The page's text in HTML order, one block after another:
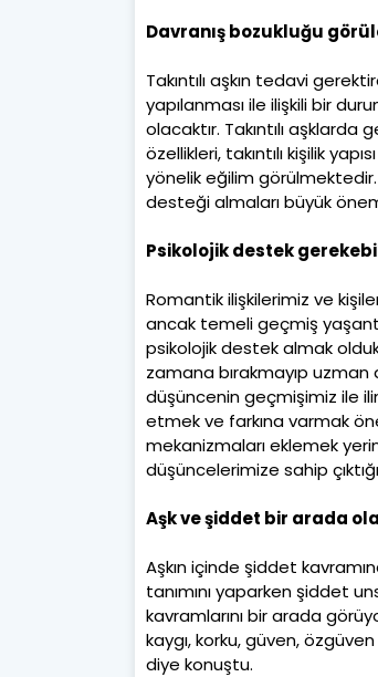
Davranış bozukluğu
Takıntılı aşkın tedavi
yapılanması ile ilişkili bir
olacaktır. Takıntılı aşklarda
özellikleri, takıntılı kişilik
yönelik eğilim
desteği almaları büyük
Psikolojik destek
Romantik ilişkilerimiz ve
ancak temeli geçmiş
psikolojik destek almak
zamana bırakmayıp
düşüncenin geçmişimiz ile
etmek ve farkına varmak
mekanizmaları eklemek
düşüncelerimize sahip
Aşk ve şiddet bir arada
Aşkın içinde şiddet
tanımını yaparken şiddet
kavramlarını bir arada
kaygı, korku, güven,
diye konuştu.